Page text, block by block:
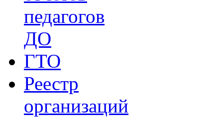
педагогов
ДО
ГТО
Реестр
организаций